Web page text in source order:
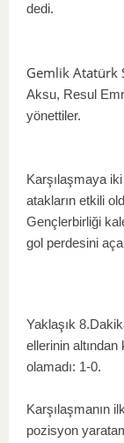
dedi.
Gemlik Atatürk
Aksu, Resul
yönettiler.
Karşılaşmaya iki
atakların etkili
Gençlerbirliği
gol perdesini
Yaklaşık
ellerinin
olamadı: 1-0.
Karşılaşmanın
pozisyon